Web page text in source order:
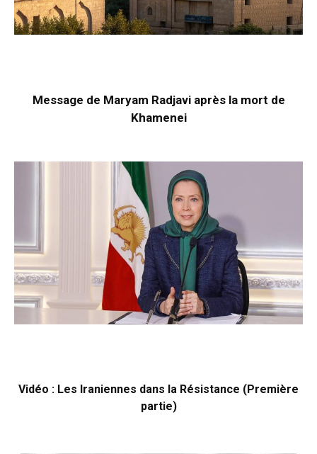
Message de Maryam Radjavi après la mort de
Khamenei
Vidéo : Les Iraniennes dans la Résistance (Première
partie)